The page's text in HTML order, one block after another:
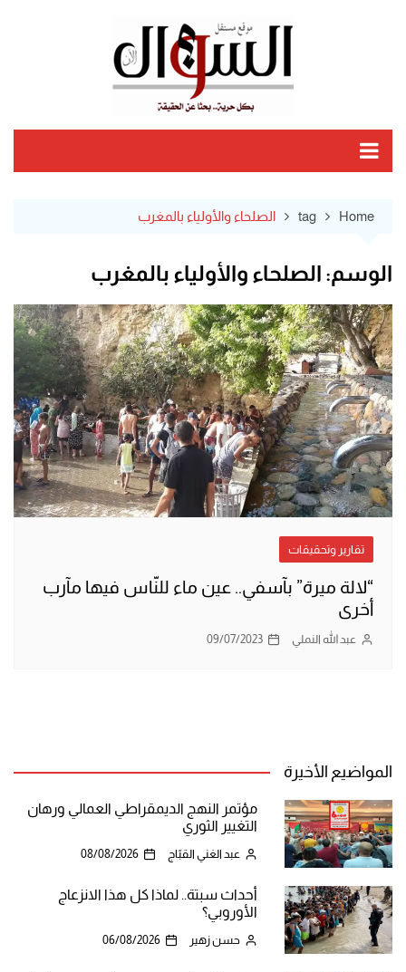
Home
tag الصلحاء والأولياء بالمغرب
الوسم: الصلحاء والأولياء بالمغرب
تقارير وتحقيقات
“لالة ميرة” بآسفي.. عين ماء للنّاس فيها مآرب
أخرى
عبد الله النملي 09/07/2023
المواضيع الأخيرة
مؤتمر النهج الديمقراطي العمالي ورهان
التغيير الثوري
عبد الغني القبّاج 08/08/2026
أحداث سبتة.. لماذا كل هذا الانزعاج
الأوروبي؟
حسن زهير 06/08/2026